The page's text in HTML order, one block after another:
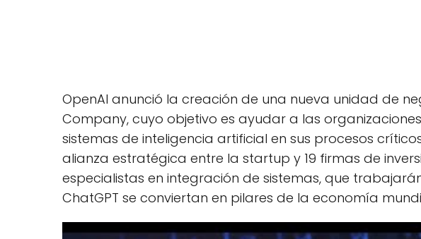
OpenAI anunció la creación de una nueva unidad de
Company, cuyo objetivo es ayudar a las
sistemas de inteligencia artificial en sus procesos
alianza estratégica entre la startup y 19 firmas de
especialistas en integración de sistemas, que
ChatGPT se conviertan en pilares de la economía